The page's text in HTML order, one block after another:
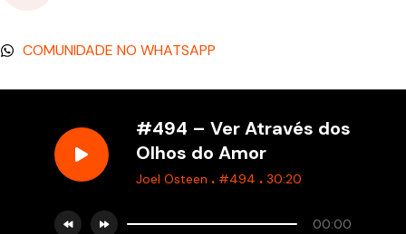
COMUNIDADE NO WHATSAPP
#494 – Ver Através dos
Olhos do Amor
Joel Osteen . #494 . 30:20
00:00